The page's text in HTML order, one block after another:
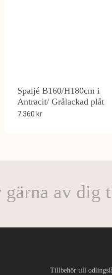
Spaljé B160/H180cm i
Antracit/ Grålackad plåt
7.360 kr
gärna av dig
Tillbehör till